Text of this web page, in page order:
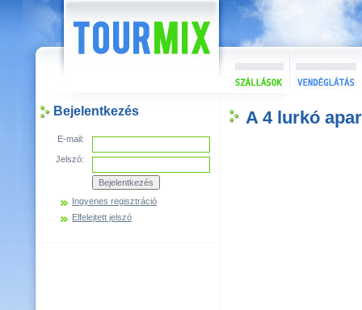
Bejelentkezés
E-mail:
Jelszó:
Ingyenes regisztráció
Elfelejtett jelszó
A 4 lurkó